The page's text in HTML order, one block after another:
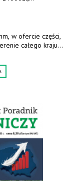
w ofercie części,
całego kraju.